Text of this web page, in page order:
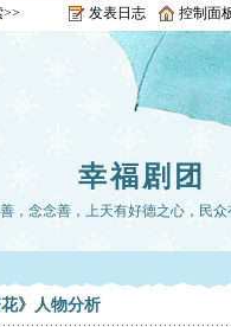
>> 发表日志 控制面
幸福剧团
，念念善，上天有好德之心，民众
》人物分析